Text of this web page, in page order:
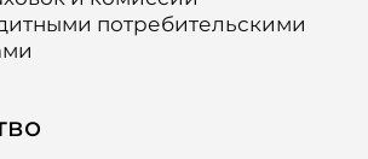
потребительскими